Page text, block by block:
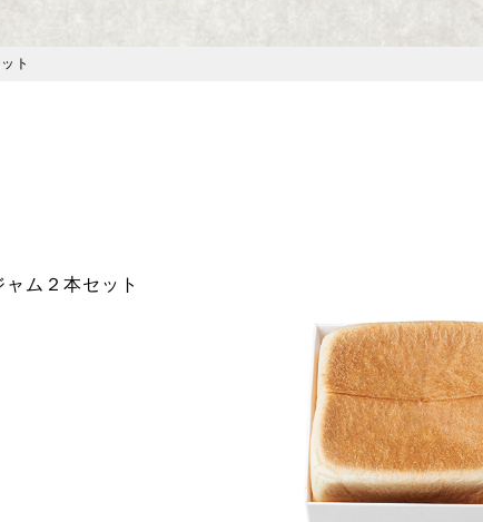
ト
ム２本セット